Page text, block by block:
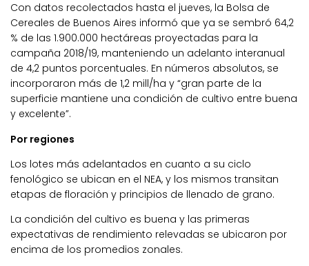
Con datos recolectados hasta el jueves, la Bolsa de
Cereales de Buenos Aires informó que ya se sembró 64,2
% de las 1.900.000 hectáreas proyectadas para la
campaña 2018/19, manteniendo un adelanto interanual
de 4,2 puntos porcentuales. En números absolutos, se
incorporaron más de 1,2 mill/ha y “gran parte de la
superficie mantiene una condición de cultivo entre buena
y excelente”.
Por regiones
Los lotes más adelantados en cuanto a su ciclo
fenológico se ubican en el NEA, y los mismos transitan
etapas de floración y principios de llenado de grano.
La condición del cultivo es buena y las primeras
expectativas de rendimiento relevadas se ubicaron por
encima de los promedios zonales.